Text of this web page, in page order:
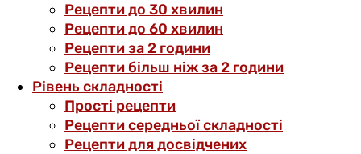
Рецепти до 30 хвилин
Рецепти до 60 хвилин
Рецепти за 2 години
Рецепти більш ніж за 2 години
Рівень складності
Прості рецепти
Рецепти середньої складності
Рецепти для досвідчених